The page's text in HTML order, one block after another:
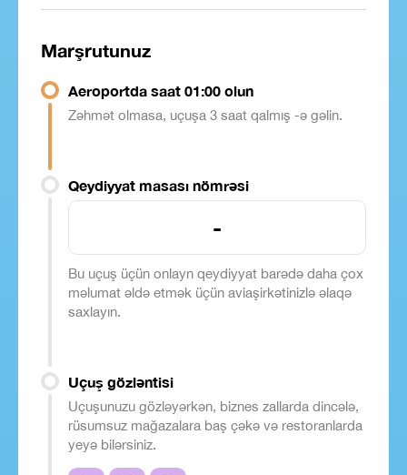
Marşrutunuz
Aeroportda saat 01:00 olun
Zəhmət olmasa, uçuşa 3 saat qalmış -ə gəlin.
Qeydiyyat masası nömrəsi
-
Bu uçuş üçün onlayn qeydiyyat barədə daha çox
məlumat əldə etmək üçün aviaşirkətinizlə əlaqə
saxlayın.
Uçuş gözləntisi
Uçuşunuzu gözləyərkən, biznes zallarda dincələ,
rüsumsuz mağazalara baş çəkə və restoranlarda
yeyə bilərsiniz.